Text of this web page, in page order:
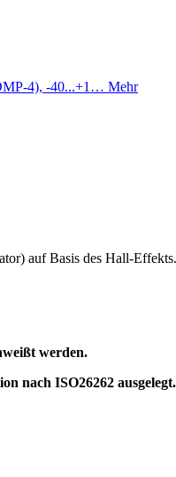
4), -40...+1… Mehr
auf Basis des Hall-
werden.
nach ISO26262 ausgelegt.